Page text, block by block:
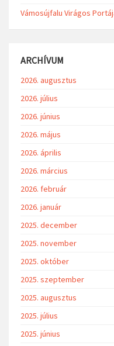
Vámosújfalu Virágos
ARCHÍVUM
2026. augusztus
2026. július
2026. június
2026. május
2026. április
2026. március
2026. február
2026. január
2025. december
2025. november
2025. október
2025. szeptember
2025. augusztus
2025. július
2025. június